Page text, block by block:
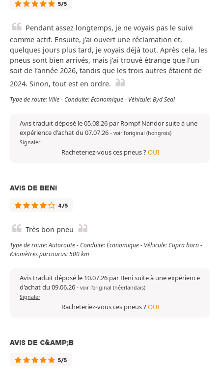
5/5
Pendant assez longtemps, je ne voyais pas le suivi
comme actif. Ensuite, j’ai ouvert une réclamation et,
quelques jours plus tard, je voyais déjà tout. Après cela, les
pneus sont bien arrivés, mais j’ai trouvé étrange que l’un
soit de l’année 2026, tandis que les trois autres étaient de
2024. Sinon, tout est en ordre.
Type de route: Ville - Conduite: Économique - Véhicule: Byd Seal
Avis traduit déposé le 05.08.26 par Rompf Nándor suite à une
expérience d'achat du 07.07.26- voir l'original (hongrois)
Signaler
Racheteriez-vous ces pneus ?OUI
AVIS DE BENI
4/5
Très bon pneu
Type de route: Autoroute - Conduite: Économique - Véhicule: Cupra born -
Kilomètres parcourus: 500 km
Avis traduit déposé le 10.07.26 par Beni suite à une expérience
d'achat du 09.06.26- voir l'original (néerlandais)
Signaler
Racheteriez-vous ces pneus ?OUI
AVIS DE C&AMP;B
5/5